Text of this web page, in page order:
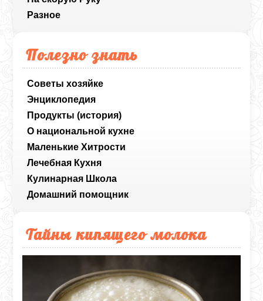
Разное
Полезно знать
Советы хозяйке
Энциклопедия
Продукты (история)
О национальной кухне
Маленькие Хитрости
Лечебная Кухня
Кулинарная Школа
Домашний помощник
Тайны кипящего молока